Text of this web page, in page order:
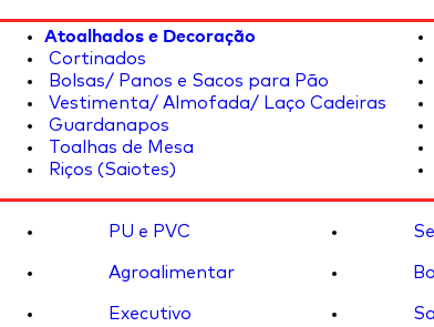
Atoalhados e Decoração
Cortinados
Bolsas/ Panos e Sacos para Pão
Vestimenta/ Almofada/ Laço Cadeiras
Guardanapos
Toalhas de Mesa
Riços (Saiotes)
PU e PVC
Agroalimentar
Executivo